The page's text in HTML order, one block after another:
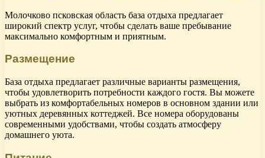
Молочково псковская область база отдыха предлагает
широкий спектр услуг, чтобы сделать ваше пребывание
максимально комфортным и приятным.
Размещение
База отдыха предлагает различные варианты размещения,
чтобы удовлетворить потребности каждого гостя. Вы можете
выбрать из комфортабельных номеров в основном здании или
уютных деревянных коттеджей. Все номера оборудованы
современными удобствами, чтобы создать атмосферу
домашнего уюта.